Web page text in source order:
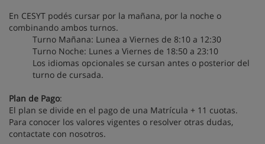
En CESYT podés cursar por la mañana, por la noche o
combinando ambos turnos.
Turno Mañana: Lunea a Viernes de 8:10 a 12:30
Turno Noche: Lunes a Viernes de 18:50 a 23:10
Los idiomas opcionales se cursan antes o posterior del
turno de cursada.
Plan de Pago:
El plan se divide en el pago de una Matrícula + 11 cuotas.
Para conocer los valores vigentes o resolver otras dudas,
contactate con nosotros.